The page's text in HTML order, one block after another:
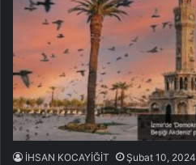
İHSAN KOCAYİĞİT Şubat 10, 2024